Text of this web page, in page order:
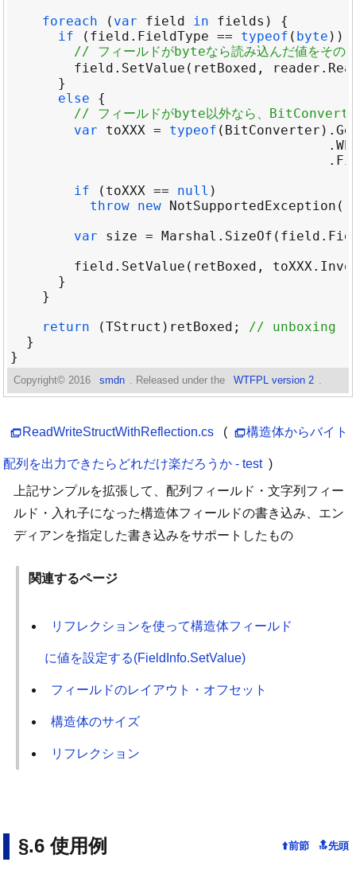
foreach ( var field in fields
if ( field . FieldType == typeof ( byte
// フィールドがbyteなら読み込んだ値をその
field . SetValue ( retBoxed , reader .
else
// フィールドがbyte以外なら、
var
toXXX = typeof ( BitConverter ).
                                        .
                                        .
if ( toXXX == null
throw new NotSupportedException (
var
size = Marshal . SizeOf ( field .
field . SetValue ( retBoxed , toXXX.
return (TStruct ) retBoxed ; // unboxing
Copyright© 2016 smdn . Released under the WTFPL version 2 .
ReadWriteStructWithReflection.cs ( 構造体からバイト
配列を出力できたらどれだけ楽だろうか - test )
上記サンプルを拡張して、配列フィールド・文字列フィー
ルド・入れ子になった構造体フィールドの書き込み、エン
ディアンを指定した書き込みをサポートしたもの
関連するページ
リフレクションを使って構造体フィールド
に値を設定する(FieldInfo.SetValue)
フィールドのレイアウト・オフセット
構造体のサイズ
リフレクション
使用例